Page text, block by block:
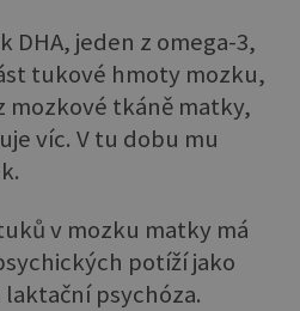
DHA, jeden z omega-3,
tukové hmoty mozku,
mozkové tkáně matky,
víc. V tu dobu mu
v mozku matky má
potíží jako
psychóza.